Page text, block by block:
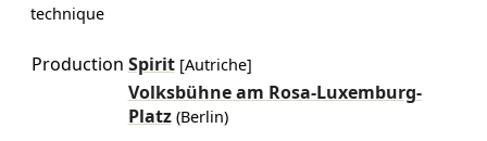
technique
Production Spirit[Autriche]
Volksbühne am Rosa-Luxemburg-
Platz(Berlin)